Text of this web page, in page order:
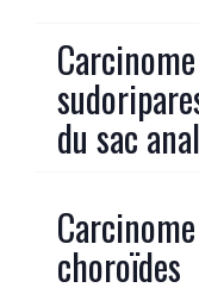
du sac anal
choroïdes